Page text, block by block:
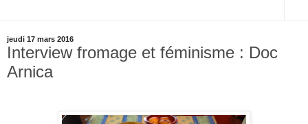
jeudi 17 mars 2016
Interview fromage et féminisme : Doc
Arnica